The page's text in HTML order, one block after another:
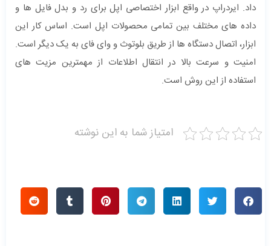
داد. ایردراپ در واقع ابزار اختصاصی اپل برای رد و بدل فایل ها و
داده های مختلف بین تمامی محصولات اپل است. اساس کار این
ابزار، اتصال دستگاه ها از طریق بلوتوث و وای فای به یک دیگر است.
امنیت و سرعت بالا در انتقال اطلاعات از مهمترین مزیت های
استفاده از این روش است.
امتیاز شما به این نوشته